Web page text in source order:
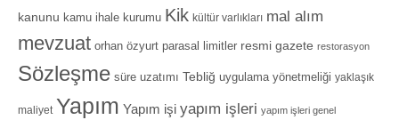
kanunu kamu ihale kurumu Kik kültür varlıkları mal alım
mevzuat orhan özyurt parasal limitler resmi gazete restorasyon
Sözleşme süre uzatımı Tebliğ uygulama yönetmeliği yaklaşık
maliyet Yapım Yapım işi yapım işleri yapım işleri genel